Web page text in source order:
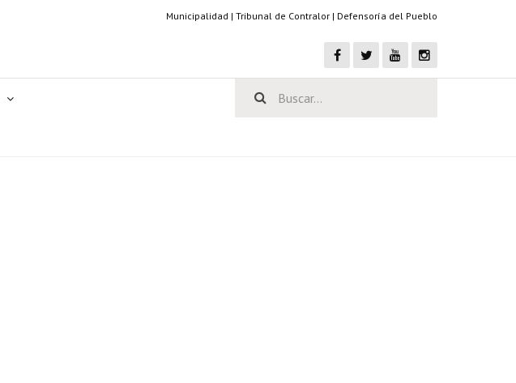
Municipalidad | Tribunal de Contralor | Defensoría del Pueblo